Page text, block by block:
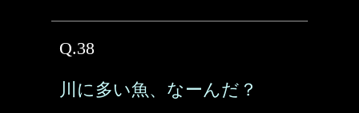
Q.38
川に多い魚、なーんだ？